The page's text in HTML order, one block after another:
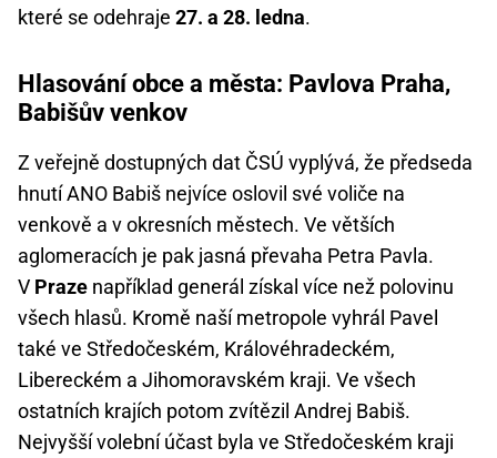
které se odehraje 27. a 28. ledna.
Hlasování obce a města: Pavlova Praha,
Babišův venkov
Z veřejně dostupných dat ČSÚ vyplývá, že předseda
hnutí ANO Babiš nejvíce oslovil své voliče na
venkově a v okresních městech. Ve větších
aglomeracích je pak jasná převaha Petra Pavla.
V Praze například generál získal více než polovinu
všech hlasů. Kromě naší metropole vyhrál Pavel
také ve Středočeském, Královéhradeckém,
Libereckém a Jihomoravském kraji. Ve všech
ostatních krajích potom zvítězil Andrej Babiš.
Nejvyšší volební účast byla ve Středočeském kraji